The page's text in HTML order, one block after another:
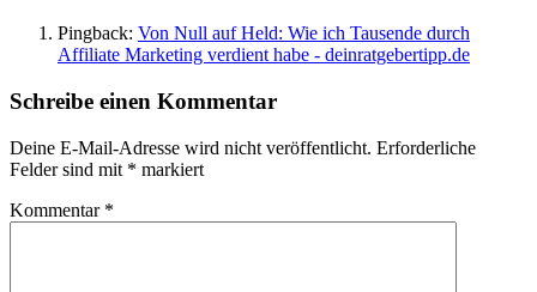
Pingback: Von Null auf Held: Wie ich Tausende durch
Affiliate Marketing verdient habe - deinratgebertipp.de
Schreibe einen Kommentar
Deine E-Mail-Adresse wird nicht veröffentlicht. Erforderliche
Felder sind mit * markiert
Kommentar *